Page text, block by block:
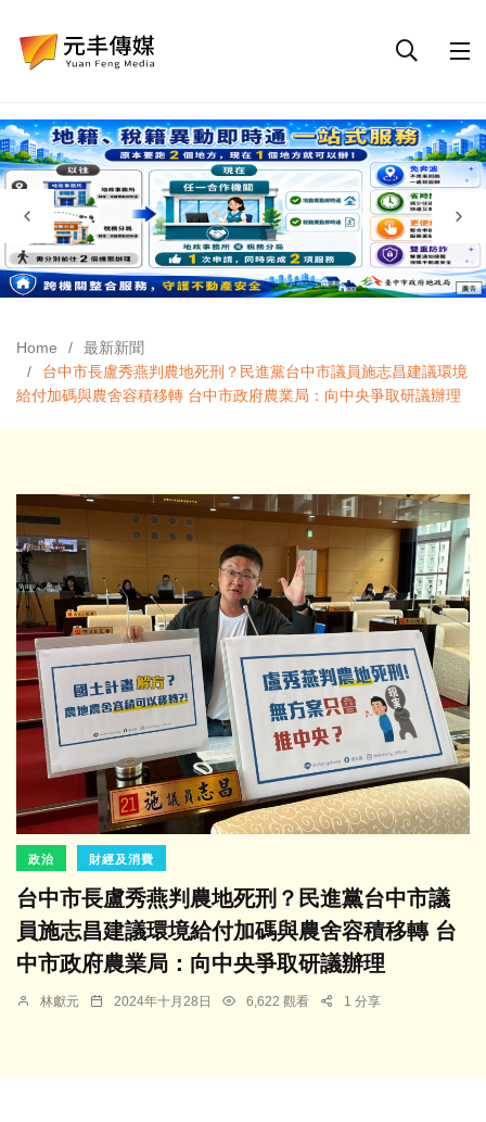
Home
最新新聞
台中市長盧秀燕判農地死刑？民進黨台中市議員施志昌建議環境
給付加碼與農舍容積移轉 台中市政府農業局：向中央爭取研議辦理
政治 財經及消費
台中市長盧秀燕判農地死刑？民進黨台中市議
員施志昌建議環境給付加碼與農舍容積移轉 台
中市政府農業局：向中央爭取研議辦理
林獻元 2024年十月28日 6,622 觀看 1 分享